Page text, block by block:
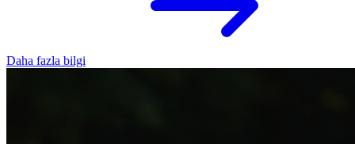
Daha fazla bilgi